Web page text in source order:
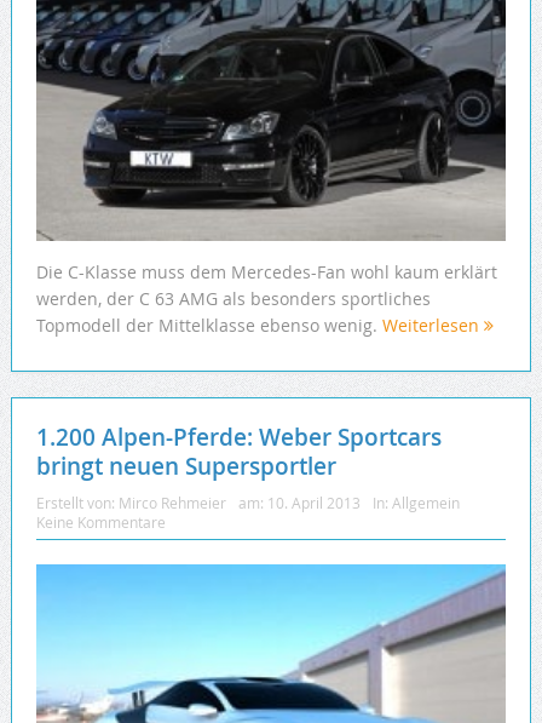
Die C-Klasse muss dem Mercedes-Fan wohl kaum erklärt
werden, der C 63 AMG als besonders sportliches
Topmodell der Mittelklasse ebenso wenig. Weiterlesen
1.200 Alpen-Pferde: Weber Sportcars
bringt neuen Supersportler
Erstellt von: Mirco Rehmeier am: 10. April 2013 In: Allgemein
Keine Kommentare